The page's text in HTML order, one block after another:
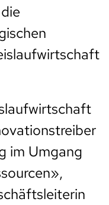
im Umgang